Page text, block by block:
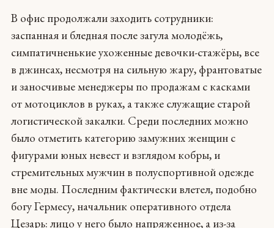
В офис продолжали заходить сотрудники:
заспанная и бледная после загула молодёжь,
симпатичненькие ухоженные девочки-стажёры, все
в джинсах, несмотря на сильную жару, франтоватые
и заносчивые менеджеры по продажам с касками
от мотоциклов в руках, а также служащие старой
логистической закалки. Среди последних можно
было отметить категорию замужних женщин с
фигурами юных невест и взглядом кобры, и
стремительных мужчин в полуспортивной одежде
вне моды. Последним фактически влетел, подобно
богу Гермесу, начальник оперативного отдела
Цезарь: лицо у него было напряженное, а из-за